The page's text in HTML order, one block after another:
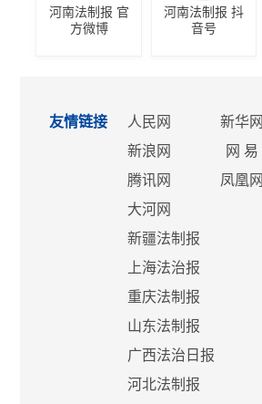
河南法制报 官
方微博
河南法制报 抖
音号
友情链接 人民网 新华网
新浪网
网 易
腾讯网
凤凰网
大河网
新疆法制报
上海法治报
重庆法制报
山东法制报
广西法治日报
河北法制报